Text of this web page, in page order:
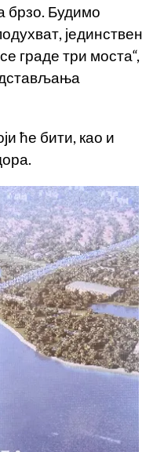
брзо. Будимо
јединствен
граде три моста“,
ће бити, као и